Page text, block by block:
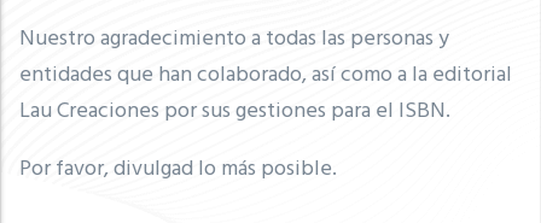
Nuestro agradecimiento a todas las personas y
entidades que han colaborado, así como a la editorial
Lau Creaciones por sus gestiones para el ISBN.
Por favor, divulgad lo más posible.